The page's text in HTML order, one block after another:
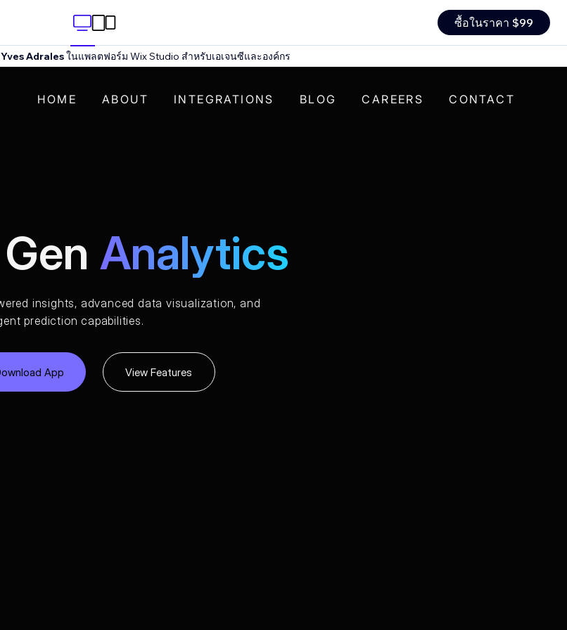
ซื้อในราคา $99
Yves Adralesในแพลตฟอร์ม Wix Studio สำหรับเอเจนซีและองค์กร